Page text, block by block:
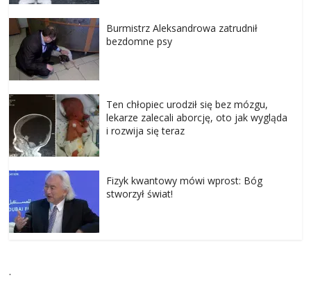
Burmistrz Aleksandrowa zatrudnił
bezdomne psy
Ten chłopiec urodził się bez mózgu,
lekarze zalecali aborcję, oto jak wygląda
i rozwija się teraz
Fizyk kwantowy mówi wprost: Bóg
stworzył świat!
.